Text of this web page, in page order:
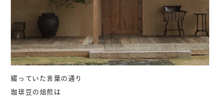
綴っていた言葉の通り
珈琲豆の焙煎は